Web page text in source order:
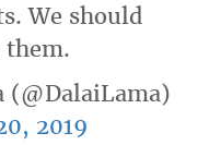
We should
them.
(@DalaiLama)
2019